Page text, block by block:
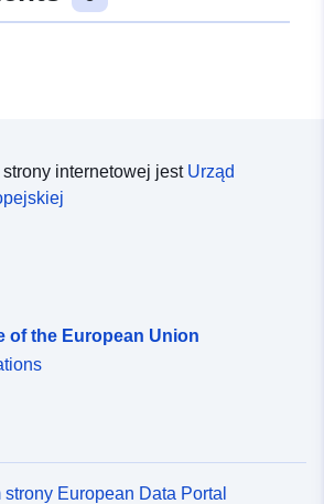
50.67096 ], [ 14.055682,
http://data.europa.eu/88u/dataset/
d81c-4548-b741-1c4875c63438
internetowej jest Urząd
of the European Union
strony European Data Portal